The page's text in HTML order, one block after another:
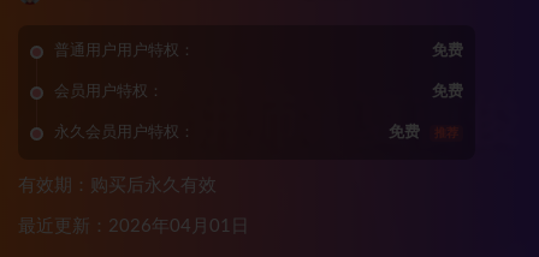
普通用户用户特权： 免费
会员用户特权： 免费
永久会员用户特权： 免费 推荐
有效期：购买后永久有效
最近更新：2026年04月01日